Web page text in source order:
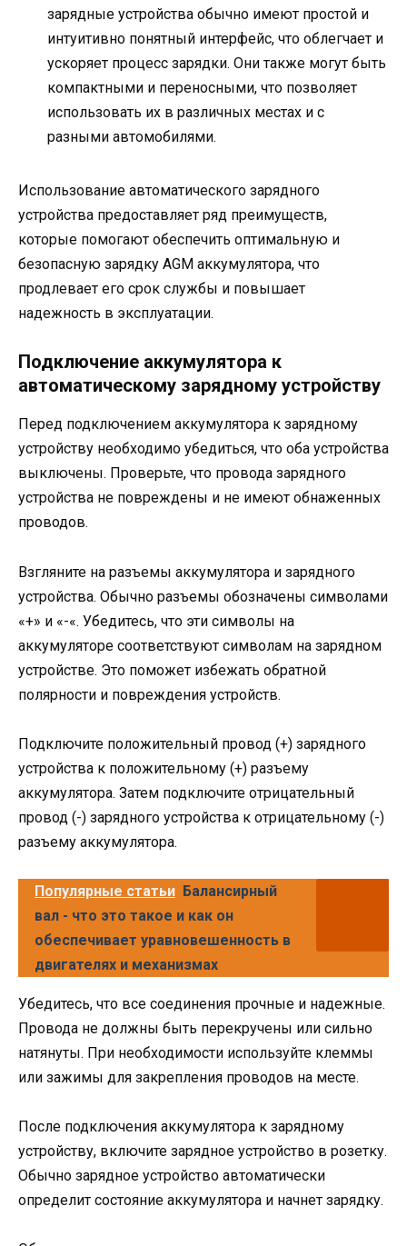
зарядные устройства обычно имеют простой и
интуитивно понятный интерфейс, что облегчает и
ускоряет процесс зарядки. Они также могут быть
компактными и переносными, что позволяет
использовать их в различных местах и с
разными автомобилями.
Использование автоматического зарядного
устройства предоставляет ряд преимуществ,
которые помогают обеспечить оптимальную и
безопасную зарядку AGM аккумулятора, что
продлевает его срок службы и повышает
надежность в эксплуатации.
Подключение аккумулятора к
автоматическому зарядному устройству
Перед подключением аккумулятора к зарядному
устройству необходимо убедиться, что оба устройства
выключены. Проверьте, что провода зарядного
устройства не повреждены и не имеют обнаженных
проводов.
Взгляните на разъемы аккумулятора и зарядного
устройства. Обычно разъемы обозначены символами
«+» и «-«. Убедитесь, что эти символы на
аккумуляторе соответствуют символам на зарядном
устройстве. Это поможет избежать обратной
полярности и повреждения устройств.
Подключите положительный провод (+) зарядного
устройства к положительному (+) разъему
аккумулятора. Затем подключите отрицательный
провод (-) зарядного устройства к отрицательному (-)
разъему аккумулятора.
Популярные статьи Балансирный
вал - что это такое и как он
обеспечивает уравновешенность в
двигателях и механизмах
Убедитесь, что все соединения прочные и надежные.
Провода не должны быть перекручены или сильно
натянуты. При необходимости используйте клеммы
или зажимы для закрепления проводов на месте.
После подключения аккумулятора к зарядному
устройству, включите зарядное устройство в розетку.
Обычно зарядное устройство автоматически
определит состояние аккумулятора и начнет зарядку.